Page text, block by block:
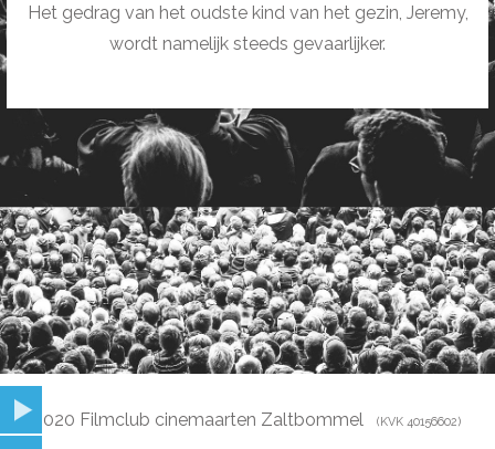
Het gedrag van het oudste kind van het gezin, Jeremy,
wordt namelijk steeds gevaarlijker.
© 2020 Filmclub cinemaarten Zaltbommel (KVK 40156602)